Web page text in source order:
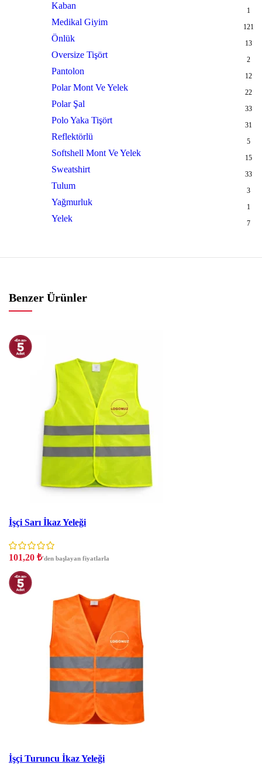
Kaban 1
Medikal Giyim 121
Önlük 13
Oversize Tişört 2
Pantolon 12
Polar Mont Ve Yelek 22
Polar Şal 33
Polo Yaka Tişört 31
Reflektörlü 5
Softshell Mont Ve Yelek 15
Sweatshirt 33
Tulum 3
Yağmurluk 1
Yelek 7
Benzer Ürünler
İşçi Sarı İkaz Yeleği
101,20 ₺'den başlayan fiyatlarla
İşçi Turuncu İkaz Yeleği